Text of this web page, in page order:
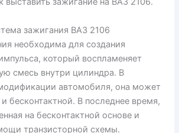
зажигания ВАЗ 2106
необходима для создания
который воспламеняет
смесь внутри цилиндра. В
автомобиля, она может
бесконтактной. В последнее время,
на бесконтактной основе и
транзисторной схемы.